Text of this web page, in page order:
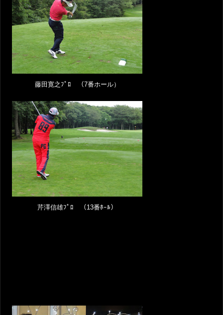
藤田寛之ﾌﾟﾛ （7番ホール）
芹澤信雄ﾌﾟﾛ （13番ﾎｰﾙ）